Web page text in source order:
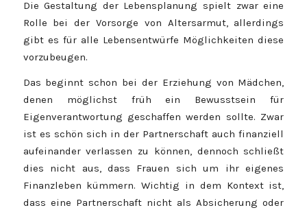
Die Gestaltung der Lebensplanung spielt zwar eine
Rolle bei der Vorsorge von Altersarmut, allerdings
gibt es für alle Lebensentwürfe Möglichkeiten diese
vorzubeugen.
Das beginnt schon bei der Erziehung von Mädchen,
denen möglichst früh ein Bewusstsein für
Eigenverantwortung geschaffen werden sollte. Zwar
ist es schön sich in der Partnerschaft auch finanziell
aufeinander verlassen zu können, dennoch schließt
dies nicht aus, dass Frauen sich um ihr eigenes
Finanzleben kümmern. Wichtig in dem Kontext ist,
dass eine Partnerschaft nicht als Absicherung oder